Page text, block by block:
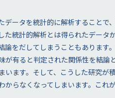
データを統計的に解析すること
た統計的解析とは得られたデー
論をだしてしまうこともありま
が有ると判定された関係性を結
います。そして、こうした研究が
らなくなってしまいます。これ